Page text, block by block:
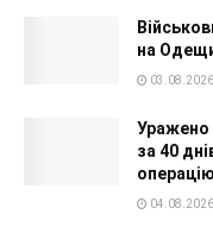
на
03.08.2026
Уражено
за 40
операцію
04.08.2026